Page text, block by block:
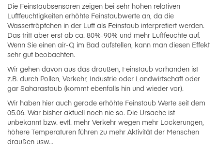
Die Feinstaubsensoren zeigen bei sehr hohen relativen
Luftfeuchtigkeiten erhöhte Feinstaubwerte an, da die
Wassertröpfchen in der Luft als Feinstaub interpretiert werden.
Das tritt aber erst ab ca. 80%-90% und mehr Luftfeuchte auf.
Wenn Sie einen air-Q im Bad aufstellen, kann man diesen Effekt
sehr gut beobachten.
Wir gehen davon aus das draußen, Feinstaub vorhanden ist
z.B. durch Pollen, Verkehr, Industrie oder Landwirtschaft oder
gar Saharastaub (kommt ebenfalls hin und wieder vor).
Wir haben hier auch gerade erhöhte Feinstaub Werte seit dem
05.06. War bisher aktuell noch nie so. Die Ursache ist
unbekannt bzw. evtl. mehr Verkehr wegen mehr Lockerungen,
höhere Temperaturen führen zu mehr Aktivität der Menschen
draußen usw...